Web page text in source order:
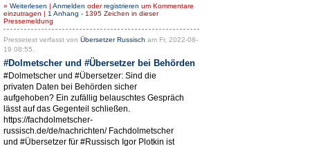
» Weiterlesen | Anmelden oderregistrieren um Kommentare
einzutragen | 1 Anhang - 1395 Zeichen in dieser
Pressemeldung
Pressetext verfasst von Übersetzer Russisch am Fr, 2022-08-
19 08:55.
#Dolmetscher und #Übersetzer bei Behörden
#Dolmetscher und #Übersetzer: Sind die
privaten Daten bei Behörden sicher
aufgehoben? Ein zufällig belauschtes Gespräch
lässt auf das Gegenteil schließen.
https://fachdolmetscher-
russisch.de/de/nachrichten/ Fachdolmetscher
und #Übersetzer für #Russisch Igor Plotkin ist